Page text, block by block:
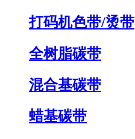
打码机色带/烫带
全树脂碳带
混合基碳带
蜡基碳带